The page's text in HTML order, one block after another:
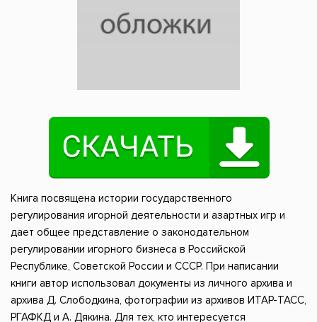
Книга посвящена истории государственного
регулирования игорной деятельности и азартных игр и
дает общее представление о законодательном
регулировании игорного бизнеса в Российской
Республике, Советской России и СССР. При написании
книги автор использовал документы из личного архива и
архива Д. Слободкина, фотографии из архивов ИТАР-ТАСС,
РГАФКД и А. Дякина. Для тех, кто интересуется